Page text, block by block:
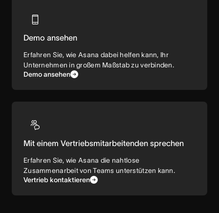
Demo ansehen
Erfahren Sie, wie Asana dabei helfen kann, Ihr
Unternehmen in großem Maßstab zu verbinden.
Demo ansehen
Mit einem Vertriebsmitarbeitenden sprechen
Erfahren Sie, wie Asana die nahtlose
Zusammenarbeit von Teams unterstützen kann.
Vertrieb kontaktieren